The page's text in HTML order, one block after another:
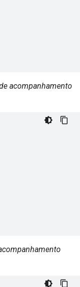
acompanhamento